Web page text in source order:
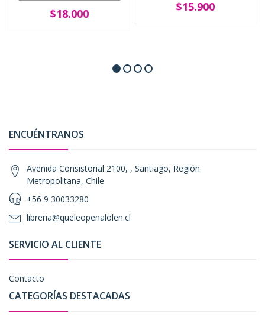
$18.000 $15.900
ENCUÉNTRANOS
Avenida Consistorial 2100, , Santiago, Región
Metropolitana, Chile
+56 9 30033280
libreria@queleopenalolen.cl
SERVICIO AL CLIENTE
Contacto
CATEGORÍAS DESTACADAS